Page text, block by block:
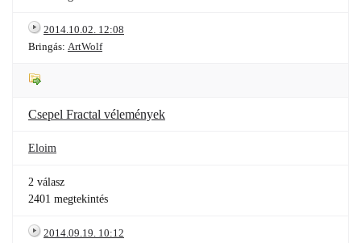
2014.10.02. 12:08
Bringás: ArtWolf
Csepel Fractal vélemények
Eloim
2 válasz
2401 megtekintés
2014.09.19. 10:12